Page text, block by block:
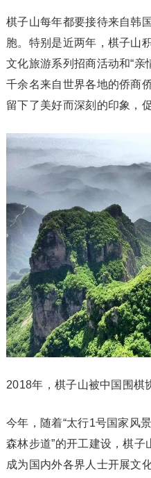
棋子山每年都要接待来自韩
胞。特别是近两年，棋子山
文化旅游系列招商活动和“亲
千余名来自世界各地的侨商
留下了美好而深刻的印象，
2018年，棋子山被中国围棋
今年，随着“太行1号国家风
森林步道”的开工建设，棋
成为国内外各界人士开展文